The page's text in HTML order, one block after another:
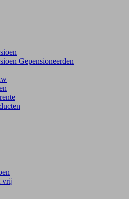
Gepensioneerden
vrij